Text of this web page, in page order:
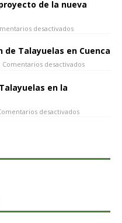
de la nueva
desactivados
Talayuelas en Cuenca
Comentarios desactivados
en la
desactivados